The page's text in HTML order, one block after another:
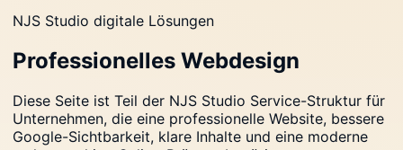
NJS Studio digitale Lösungen
Professionelles Webdesign
Diese Seite ist Teil der NJS Studio Service-Struktur für
Unternehmen, die eine professionelle Website, bessere
Google-Sichtbarkeit, klare Inhalte und eine moderne